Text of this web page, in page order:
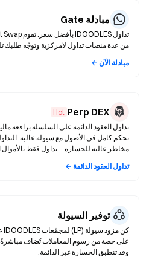
مبادلة Gate
من عدة منصات تداول لامركزية وتوجّه طلبك
مبادلة الآن ←
Perp DEX
Hot
تحكم كامل في الأصول مع سيولة عالية.
مخاطر عالية للخسارة—تداول فقط
تداول العقود الدائمة ←
توفير السيولة
على حصة من رسوم المعاملات تُضاف مباشرةً
وقد تنطبق الخسارة غير الدائمة.